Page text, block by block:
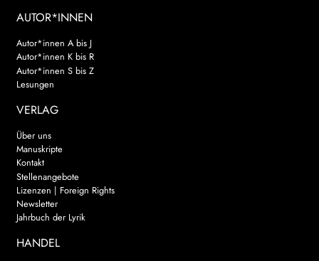
AUTOR*INNEN
Autor*innen A bis J
Autor*innen K bis R
Autor*innen S bis Z
Lesungen
VERLAG
Über uns
Manuskripte
Kontakt
Stellenangebote
Lizenzen | Foreign Rights
Newsletter
Jahrbuch der Lyrik
HANDEL